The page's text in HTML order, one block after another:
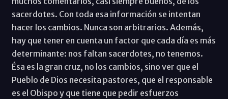
sacerdotes. Con toda esa información se intentan
hacer los cambios. Nunca son arbitrarios. Además,
hay que tener en cuenta un factor que cada día es más
determinante: nos faltan sacerdotes, no tenemos.
Ésa es la gran cruz, no los cambios, sino ver que el
Pueblo de Dios necesita pastores, que el responsable
es el Obispo y que tiene que pedir esfuerzos